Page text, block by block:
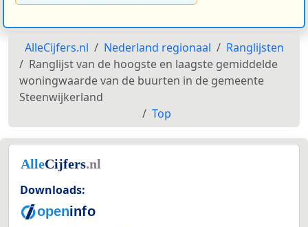
AlleCijfers.nl Nederland regionaal
Ranglijsten
Ranglijst van de hoogste en laagste gemiddelde
woningwaarde van de buurten in de gemeente
Steenwijkerland
Top
Downloads: